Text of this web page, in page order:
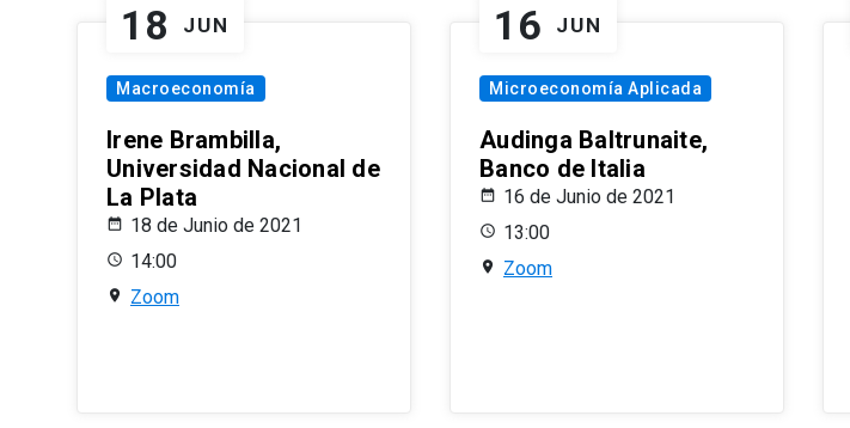
18 JUN
Macroeconomía
Irene Brambilla,
Universidad Nacional de
La Plata
18 de Junio de 2021
14:00
Zoom
16 JUN
Microeconomía Aplicada
Audinga Baltrunaite,
Banco de Italia
16 de Junio de 2021
13:00
Zoom